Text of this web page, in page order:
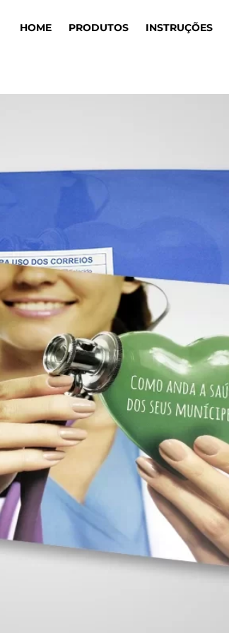
HOME PRODUTOS INSTRUÇÕES